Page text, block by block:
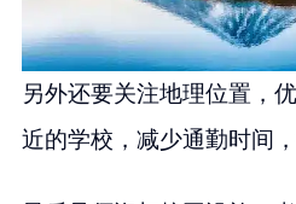
另外还要关注地理位置，
近的学校，减少通勤时间